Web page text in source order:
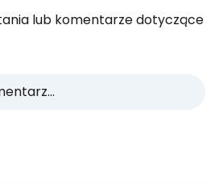
lub komentarze dotyczące